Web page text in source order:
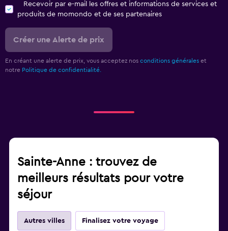
Recevoir par e-mail les offres et informations de services et
produits de momondo et de ses partenaires
Créer une Alerte de prix
En créant une alerte de prix, vous acceptez nos conditions générales et
notre Politique de confidentialité.
Sainte-Anne : trouvez de
meilleurs résultats pour votre
séjour
Autres villes Finalisez votre voyage